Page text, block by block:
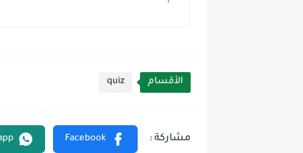
الأقسام quiz